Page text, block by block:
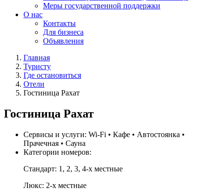
Меры государственной поддержки
О нас
Контакты
Для бизнеса
Объявления
Главная
Туристу
Где остановиться
Отели
Гостиница Рахат
Гостиница Рахат
Сервисы и услуги: Wi-Fi • Кафе • Автостоянка •
Прачечная • Сауна
Категории номеров:
Стандарт: 1, 2, 3, 4-х местные
Люкс: 2-х местные